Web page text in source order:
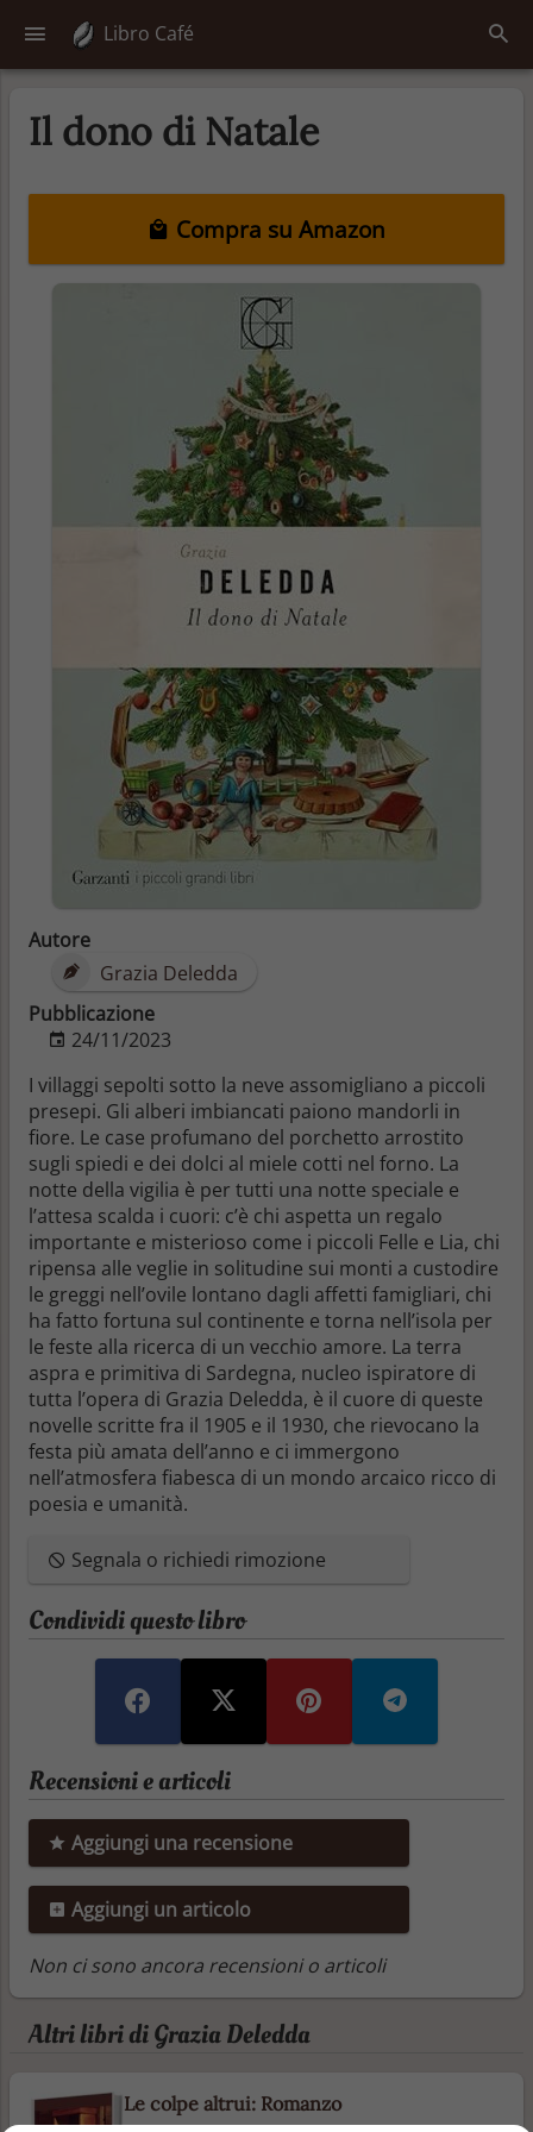
Libro Café
Il dono di Natale
Compra su Amazon
Autore
Grazia Deledda
Pubblicazione
24/11/2023
I villaggi sepolti sotto la neve assomigliano a piccoli
presepi. Gli alberi imbiancati paiono mandorli in
fiore. Le case profumano del porchetto arrostito
sugli spiedi e dei dolci al miele cotti nel forno. La
notte della vigilia è per tutti una notte speciale e
l’attesa scalda i cuori: c’è chi aspetta un regalo
importante e misterioso come i piccoli Felle e Lia, chi
ripensa alle veglie in solitudine sui monti a custodire
le greggi nell’ovile lontano dagli affetti famigliari, chi
ha fatto fortuna sul continente e torna nell’isola per
le feste alla ricerca di un vecchio amore. La terra
aspra e primitiva di Sardegna, nucleo ispiratore di
tutta l’opera di Grazia Deledda, è il cuore di queste
novelle scritte fra il 1905 e il 1930, che rievocano la
festa più amata dell’anno e ci immergono
nell’atmosfera fiabesca di un mondo arcaico ricco di
poesia e umanità.
Segnala o richiedi rimozione
Condividi questo libro
Recensioni e articoli
Aggiungi una recensione
Aggiungi un articolo
Non ci sono ancora recensioni o articoli
Altri libri di Grazia Deledda
Le colpe altrui: Romanzo